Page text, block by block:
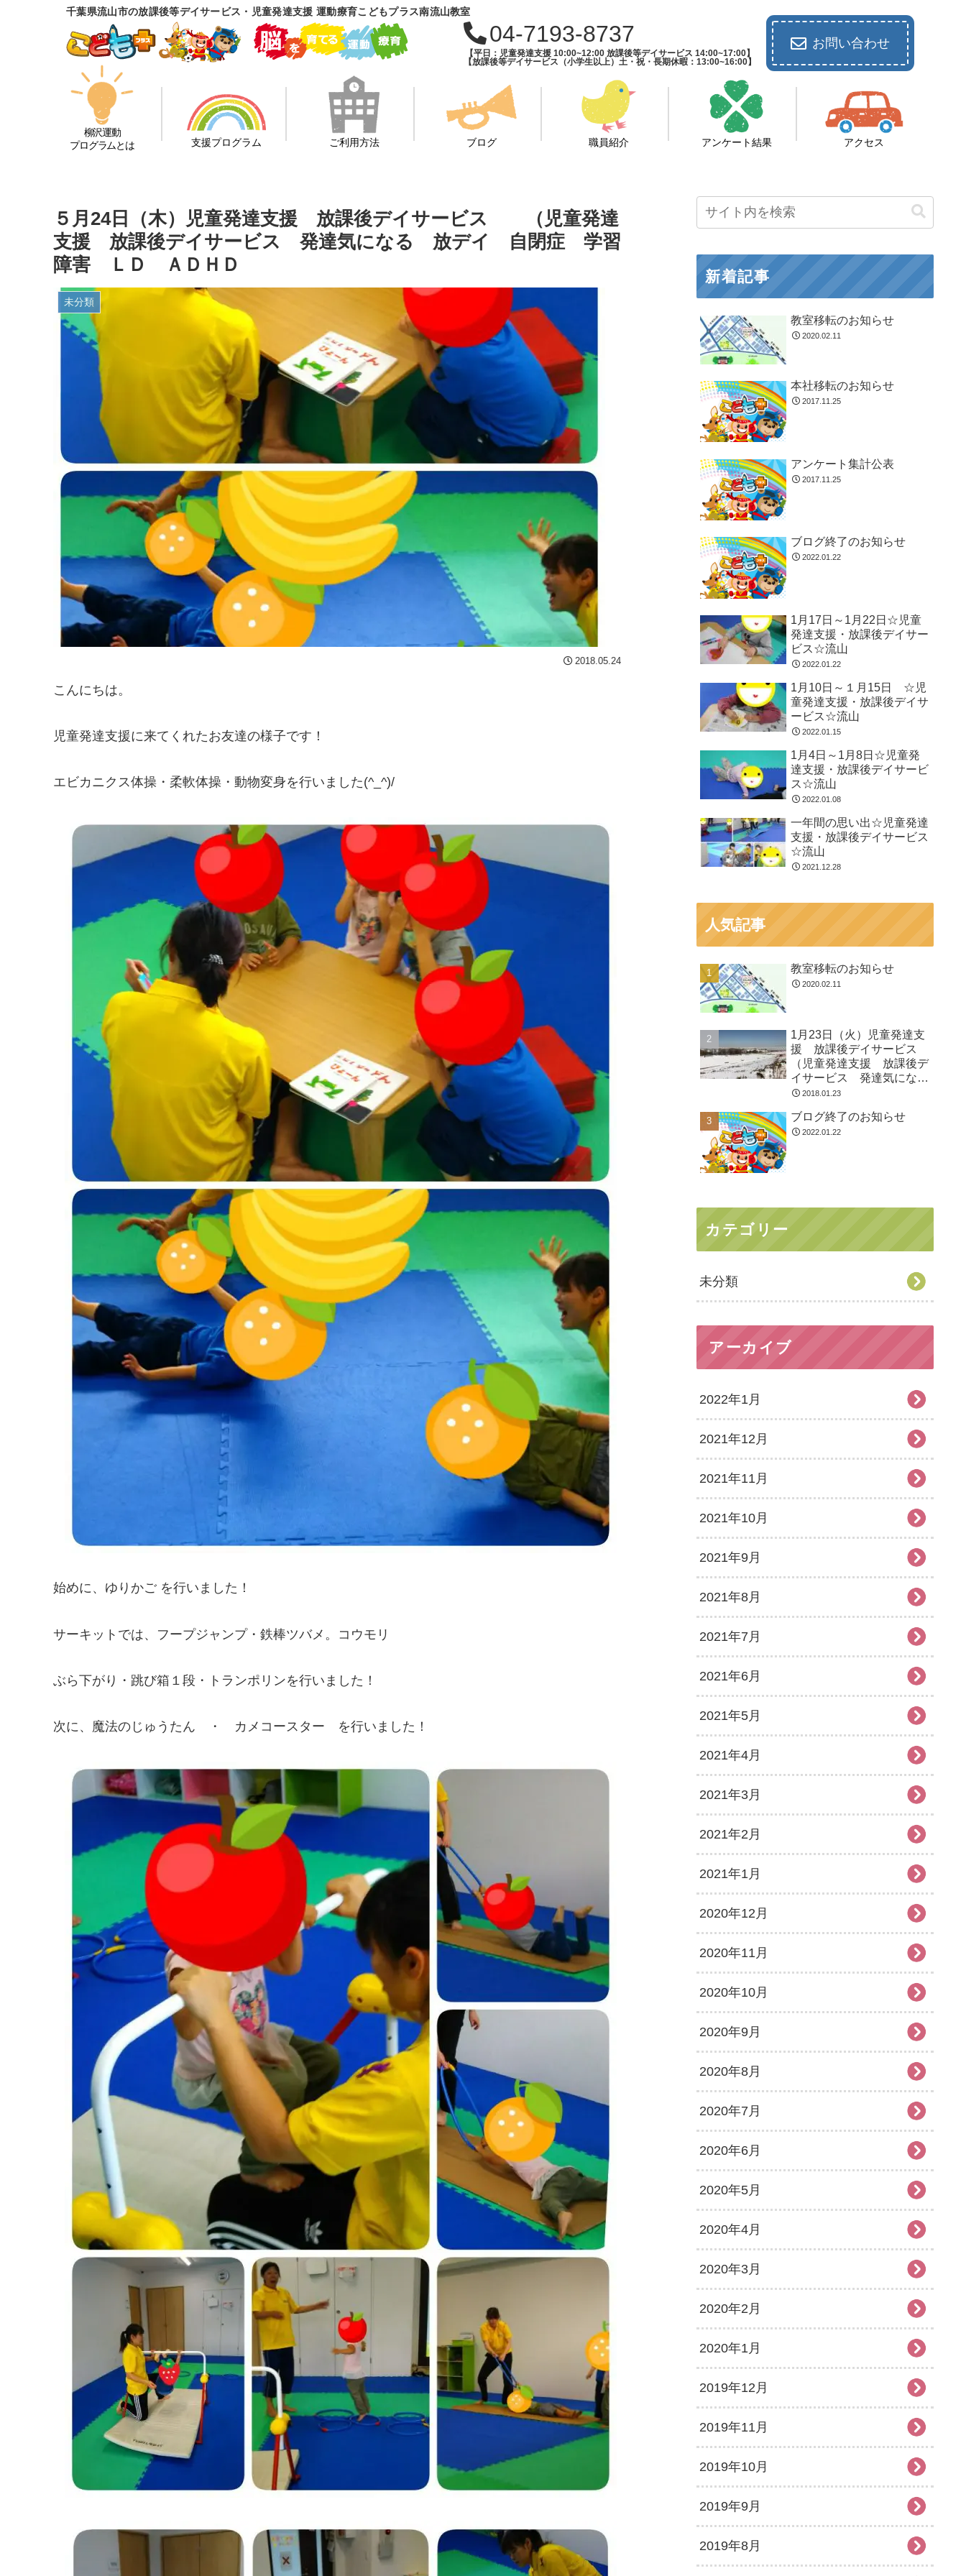
千葉県流山市の放課後等デイサービス・児童発達支援 運動療育こどもプラス南流山教室
04-7193-8737
【平日：児童発達支援 10:00~12:00 放課後等デイサービス 14:00~17:00】
【放課後等デイサービス（小学生以上）土・祝・長期休暇：13:00~16:00】
お問い合わせ
柳沢運動
プログラムとは
支援プログラム ご利用方法 ブログ 職員紹介 アンケート結果 アクセス
５月24日（木）児童発達支援 放課後デイサービス （児童発達
支援 放課後デイサービス 発達気になる 放デイ 自閉症 学習
障害 ＬＤ ＡＤＨＤ
未分類
2018.05.24
こんにちは。
児童発達支援に来てくれたお友達の様子です！
エビカニクス体操・柔軟体操・動物変身を行いました(^_^)/
始めに、ゆりかご を行いました！
サーキットでは、フープジャンプ・鉄棒ツバメ。コウモリ
ぶら下がり・跳び箱１段・トランポリンを行いました！
次に、魔法のじゅうたん ・ カメコースター を行いました！
新着記事
教室移転のお知らせ
2020.02.11
本社移転のお知らせ
2017.11.25
アンケート集計公表
2017.11.25
ブログ終了のお知らせ
2022.01.22
1月17日～1月22日☆児童
発達支援・放課後デイサー
ビス☆流山
2022.01.22
1月10日～１月15日 ☆児
童発達支援・放課後デイサ
ービス☆流山
2022.01.15
1月4日～1月8日☆児童発
達支援・放課後デイサービ
ス☆流山
2022.01.08
一年間の思い出☆児童発達
支援・放課後デイサービス
☆流山
2021.12.28
人気記事
教室移転のお知らせ
2020.02.11
1月23日（火）児童発達支
援 放課後デイサービス
（児童発達支援 放課後デ
イサービス 発達気にな
る 放デイ 自閉症 学習
スペルガー症候群
2018.01.23
ブログ終了のお知らせ
2022.01.22
カテゴリー
未分類
アーカイブ
2022年1月
2021年12月
2021年11月
2021年10月
2021年9月
2021年8月
2021年7月
2021年6月
2021年5月
2021年4月
2021年3月
2021年2月
2021年1月
2020年12月
2020年11月
2020年10月
2020年9月
2020年8月
2020年7月
2020年6月
2020年5月
2020年4月
2020年3月
2020年2月
2020年1月
2019年12月
2019年11月
2019年10月
2019年9月
2019年8月